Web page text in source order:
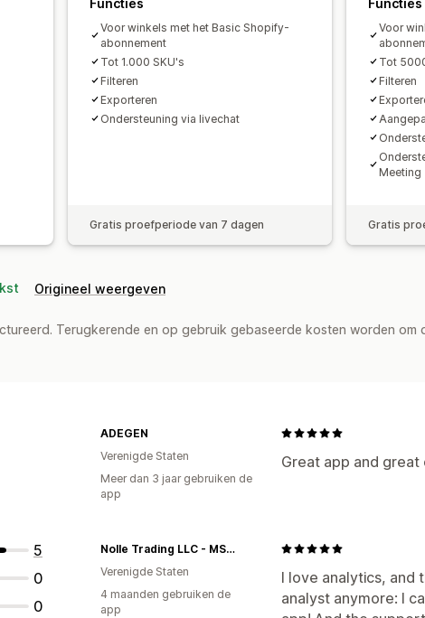
Voor winkels met het Basic Shopify-
abonnement
Tot 1.000 SKU's
Filteren
Exporteren
Ondersteuning via livechat
Gratis proefperiode van 7 dagen
Voor
Tot
Filteren
Meeting
Gratis
Origineel weergeven
Terugkerende en op gebruik gebaseerde kosten worden om
5
0
0
Great app and
ADEGEN
Verenigde Staten
Meer dan 3 jaar gebruiken de
app
I love analytics, and
analyst anymore: I
Nolle Trading LLC - MSKL
Verenigde Staten
4 maanden gebruiken de
app